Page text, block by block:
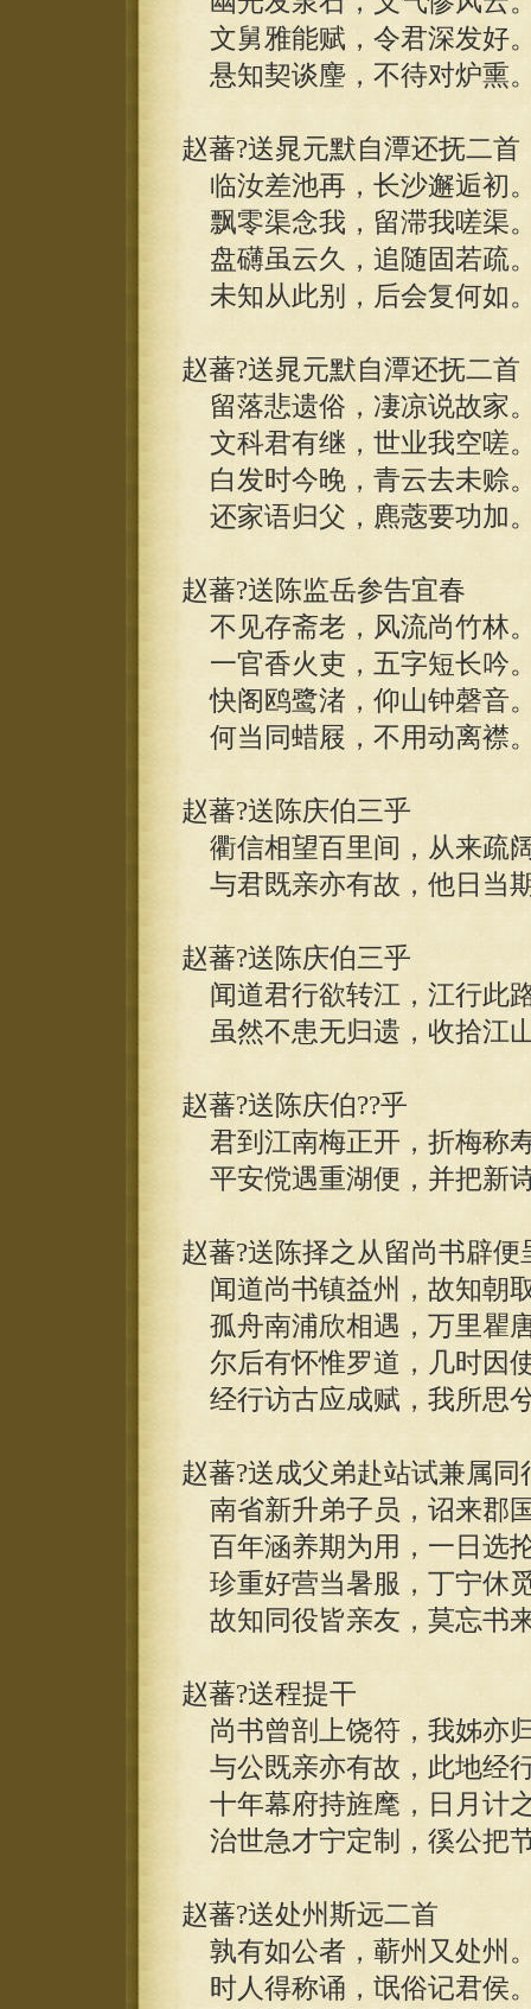
文舅雅能赋，令君深发好
悬知契谈麈，不待对炉熏
赵蕃?送晁元默自潭还抚二首
临汝差池再，长沙邂逅初
飘零渠念我，留滞我嗟渠
盘礴虽云久，追随固若疏
未知从此别，后会复何如
赵蕃?送晁元默自潭还抚二首
留落悲遗俗，凄凉说故家
文科君有继，世业我空嗟
白发时今晚，青云去未赊
还家语归父，麃蔲要功加
赵蕃?送陈监岳参告宜春
不见存斋老，风流尚竹林
一官香火吏，五字短长吟
快阁鸥鹭渚，仰山钟磬音
何当同蜡屐，不用动离襟
赵蕃?送陈庆伯三乎
衢信相望百里间，从来疏
与君既亲亦有故，他日当
赵蕃?送陈庆伯三乎
闻道君行欲转江，江行此
虽然不患无归遗，收拾江
赵蕃?送陈庆伯??乎
君到江南梅正开，折梅称
平安傥遇重湖便，并把新
赵蕃?送陈择之从留尚书辟便
闻道尚书镇益州，故知朝
孤舟南浦欣相遇，万里瞿
尔后有怀惟罗道，几时因
经行访古应成赋，我所思
赵蕃?送成父弟赴站试兼属同
南省新升弟子员，诏来郡
百年涵养期为用，一日选
珍重好营当暑服，丁宁休
故知同役皆亲友，莫忘书
赵蕃?送程提干
尚书曾剖上饶符，我姊亦
与公既亲亦有故，此地经
十年幕府持旌麾，日月计
治世急才宁定制，徯公把
赵蕃?送处州斯远二首
孰有如公者，蕲州又处州
时人得称诵，氓俗记君侯